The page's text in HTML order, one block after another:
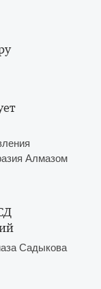
Алмазом
Садыкова